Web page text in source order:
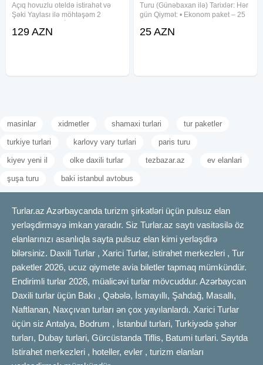
Açıq hovuzlu oteldə istirahət və
Şəki Yaylası ilə möhtəşəm 2
• Şəki Yaylası Tarixlər: 1–2 | 15–16
129 AZN
Turu (Günəbaxan ilə) Tarixlər: Hər
gün Qiymət: • Ekonom paket – 25
(səhər yeməyi daxil) Qiymətə
25 AZN
masinlar xidmetler shamaxi turlari tur paketler
turkiye turlari karlovy vary turlari paris turu
kiyev yeni il olke daxili turlar tezbazar.az ev elanlari
şuşa turu baki istanbul avtobus
Turlar.az Azərbaycanda turizm şirkətləri üçün pulsuz elan
yerləşdirməyə imkan yaradır. Siz Turlar.az saytı vasitəsilə öz
elanlarınızı asanlıqla sayta pulsuz elan kimi yerləşdirə
bilərsiniz. Daxili Turlar , Xarici Turlar, istirahet merkezleri , Tur
paketler 2026, ucuz qiymete avia biletler tapmaq mümkündür.
Endirimli turlar 2026, müalicəvi turlar mövcuddur. Azərbaycan
Daxili turlar üçün Bakı , Qəbələ, İsmayıllı, Şahdağ, Masallı,
Naftlanan, Naxçıvan turları ən çox yayılanlardı. Xarici Turlar
üçün siz Antalya, Bodrum , İstanbul turlari, Turkiyədə şəhər
turları, Dubay turlari, Gürcüstanda Tiflis, Batumi turlari. Saytda
Istirahet merkezleri , hoteller, evler , turizm elanları